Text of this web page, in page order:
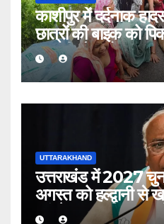
काशीपुर में दर्दनाक
छात्रों की बाइक को
एक की मौत, दो घायल
UTTARAKHAND
उत्तराखंड में 2027
अगस्त को हल्द्वानी से
कांग्रेस का शक्ति